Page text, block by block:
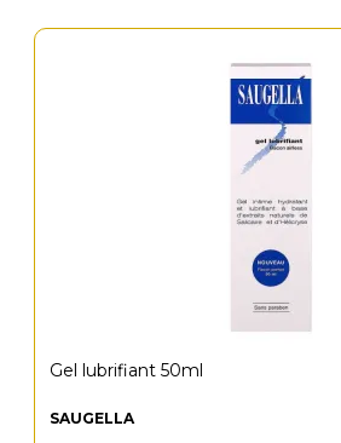
Gel lubrifiant 50ml
SAUGELLA